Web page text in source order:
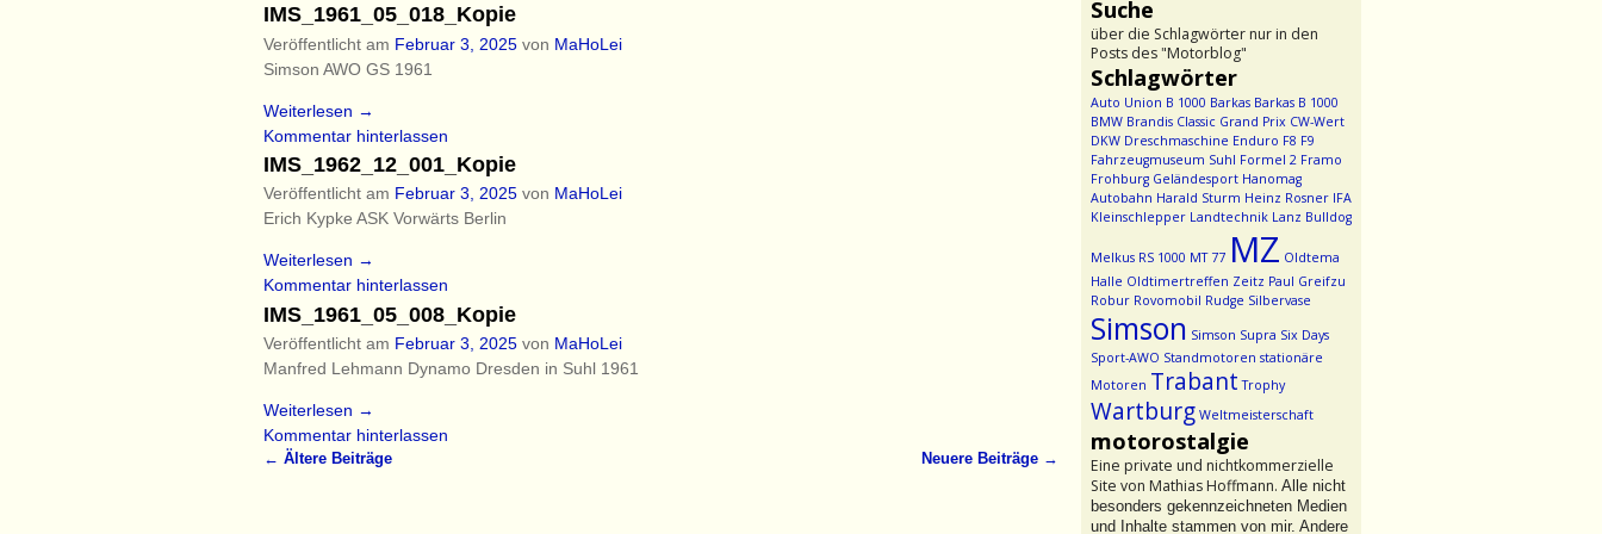
IMS_1961_05_018_Kopie
Veröffentlicht am Februar 3, 2025 von MaHoLei
Simson AWO GS 1961
Weiterlesen →
Kommentar hinterlassen
IMS_1962_12_001_Kopie
Veröffentlicht am Februar 3, 2025 von MaHoLei
Erich Kypke ASK Vorwärts Berlin
Weiterlesen →
Kommentar hinterlassen
IMS_1961_05_008_Kopie
Veröffentlicht am Februar 3, 2025 von MaHoLei
Manfred Lehmann Dynamo Dresden in Suhl 1961
Weiterlesen →
Kommentar hinterlassen
← Ältere Beiträge Neuere Beiträge →
Suche
über die Schlagwörter nur in den
Posts des "Motorblog"
Schlagwörter
Auto Union B 1000 Barkas Barkas B 1000
BMW Brandis Classic Grand Prix CW-Wert
DKW Dreschmaschine Enduro F8 F9
Fahrzeugmuseum Suhl Formel 2 Framo
Frohburg Geländesport Hanomag
Autobahn Harald Sturm Heinz Rosner IFA
Kleinschlepper Landtechnik Lanz Bulldog
Melkus RS 1000 MT 77 MZ Oldtema
Halle Oldtimertreffen Zeitz Paul Greifzu
Robur Rovomobil Rudge Silbervase
Simson Simson Supra Six Days
Sport-AWO Standmotoren stationäre
Motoren Trabant Trophy
Wartburg Weltmeisterschaft
motorostalgie
Eine private und nichtkommerzielle
Site von Mathias Hoffmann. Alle nicht
besonders gekennzeichneten Medien
und Inhalte stammen von mir. Andere